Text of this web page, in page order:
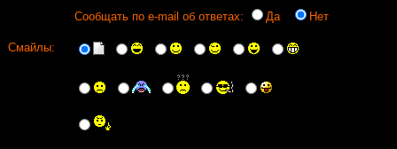
Сообщать по e-mail об ответах: Да Нет
Смайлы: